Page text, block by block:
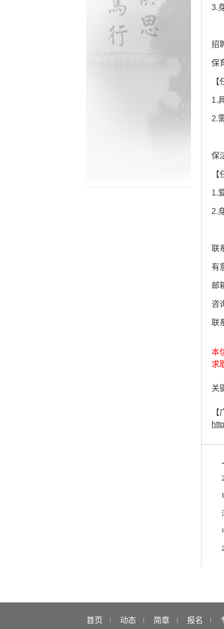
3.
招
保
1.
2.
保
1.
2.
联
有
邮
咨
联
本
求
关
首页 动态 简章 报名